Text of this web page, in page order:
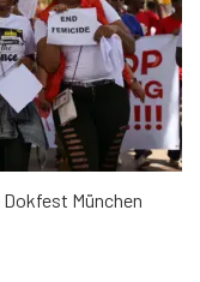
München